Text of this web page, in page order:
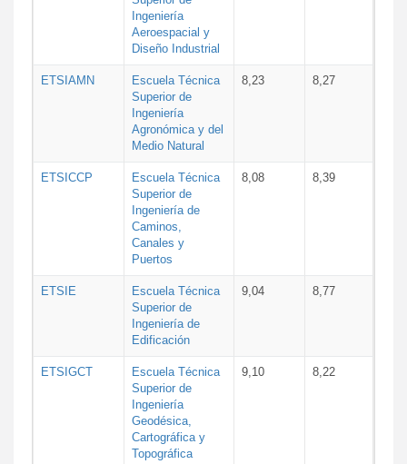
Ingeniería
Aeroespacial y
Diseño Industrial
ETSIAMN
Escuela Técnica
Superior de
Ingeniería
Agronómica y del
Medio Natural
8,23 8,27
ETSICCP
Escuela Técnica
Superior de
Ingeniería de
Caminos,
Canales y
Puertos
8,08 8,39
ETSIE
Escuela Técnica
Superior de
Ingeniería de
Edificación
9,04 8,77
ETSIGCT
Escuela Técnica
Superior de
Ingeniería
Geodésica,
Cartográfica y
Topográfica
9,10 8,22